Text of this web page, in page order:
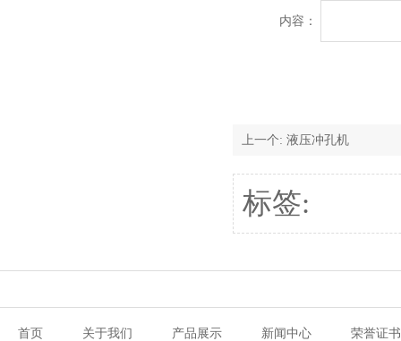
内容：
上一个: 液压冲孔机
标签:
首页 关于我们 产品展示 新闻中心 荣誉证书